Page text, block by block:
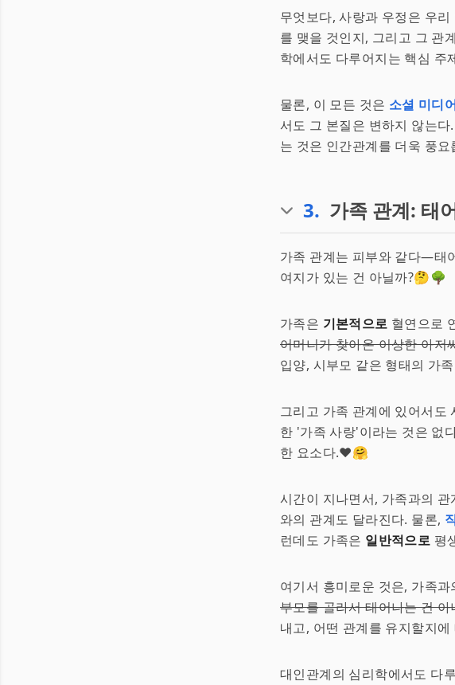
무엇보다, 사랑과 우정은 우리
를 맺을 것인지, 그리고 그 관
학에서도 다루어지는 핵심
물론, 이 모든 것은 소셜 미디
서도 그 본질은 변하지 않는
는 것은 인간관계를 더욱 풍
3. 가족 관계: 태
가족 관계는 피부와 같다—태
여지가 있는 건 아닐까?🤔🌳
가족은 기본적으로 혈연으로
어머니가 찾아온 이상한 아저
입양, 시부모 같은 형태의 가족
그리고 가족 관계에 있어서도
한 '가족 사랑'이라는 것은 없
한 요소다.❤️🤗
시간이 지나면서, 가족과의
와의 관계도 달라진다. 물론,
런데도 가족은 일반적으로 평
여기서 흥미로운 것은, 가족
부모를 골라서 태어나는 건 아
내고, 어떤 관계를 유지할지
대인관계의 심리학에서도 다